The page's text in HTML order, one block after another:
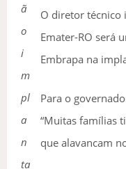
ã
o
i
m
pl
a
n
ta
O diretor técnico
Emater-RO será
Embrapa na
Para o
“Muitas famílias
que alavancam